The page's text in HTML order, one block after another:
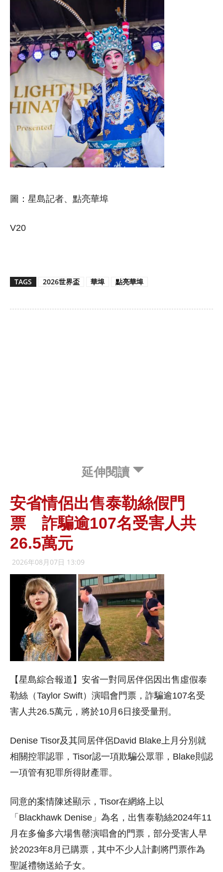
圖：星島記者、點亮華埠
V20
TAGS 2026世界盃 華埠 點亮華埠
延伸閱讀
安省情侶出售泰勒絲假門
票 詐騙逾107名受害人共
26.5萬元
2026年08月07日 13:09
【星島綜合報道】安省一對同居伴侶因出售虛假泰
勒絲（Taylor Swift）演唱會門票，詐騙逾107名受
害人共26.5萬元，將於10月6日接受量刑。
Denise Tisor及其同居伴侶David Blake上月分別就
相關控罪認罪，Tisor認一項欺騙公眾罪，Blake則認
一項管有犯罪所得財產罪。
同意的案情陳述顯示，Tisor在網絡上以
「Blackhawk Denise」為名，出售泰勒絲2024年11
月在多倫多六場售罄演唱會的門票，部分受害人早
於2023年8月已購票，其中不少人計劃將門票作為
聖誕禮物送給子女。